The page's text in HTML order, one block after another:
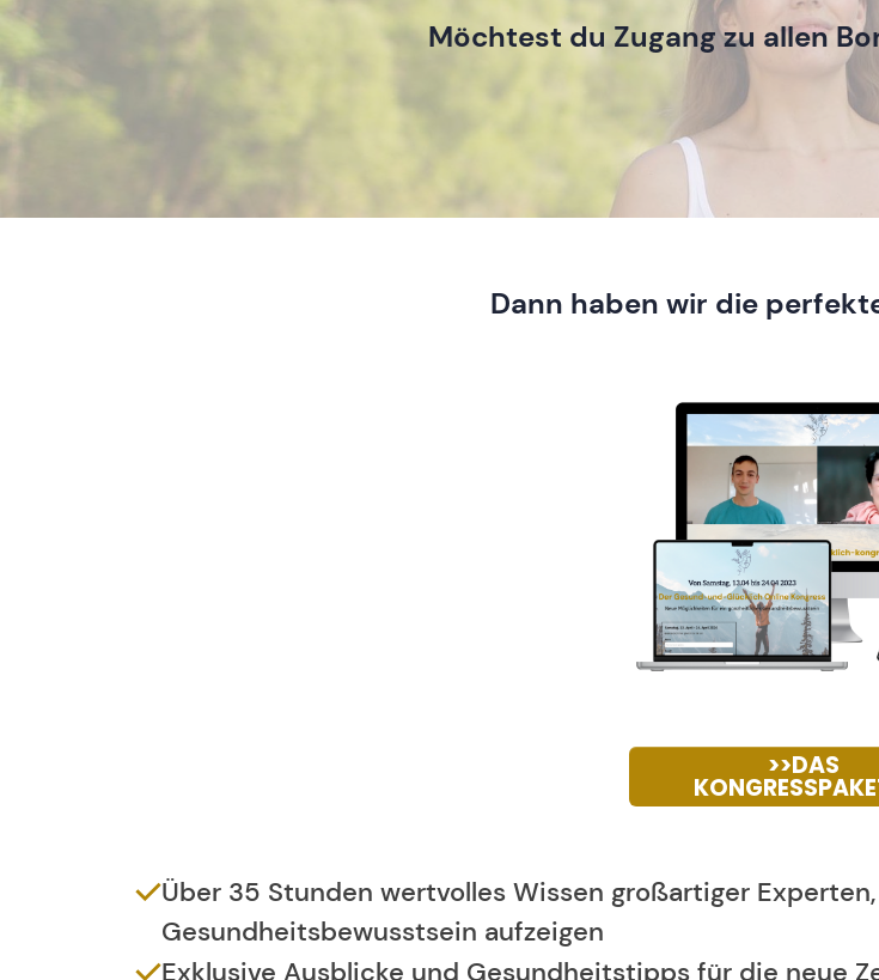
Möchtest du Zugang zu allen
Dann haben wir die
>>DAS
Über 35 Stunden wertvolles Wissen großartiger
Gesundheitsbewusstsein aufzeigen
Exklusive Ausblicke und Gesundheitstipps für die neue